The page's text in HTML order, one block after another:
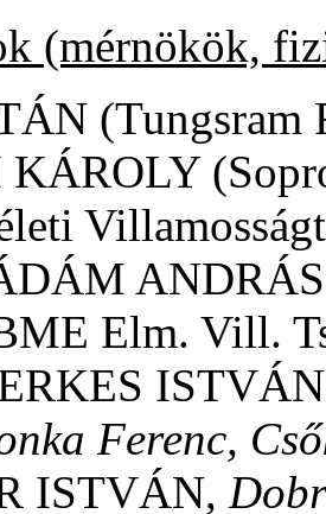
(mérnökök,
(Tungsram
Elm. Vill.
Ferenc,
ISTVÁN,